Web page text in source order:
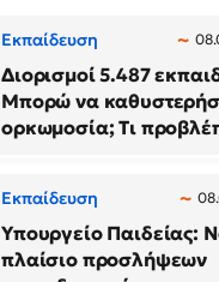
Εκπαίδευση
Διορισμοί 5.487
Μπορώ να
ορκωμοσία; Τι
Εκπαίδευση
Υπουργείο Παιδείας:
πλαίσιο προσλήψεων